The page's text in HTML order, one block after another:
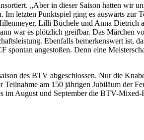
„Aber in dieser Saison hatten wir
letzten Punktspiel ging es auswärts
Lilli Büchele und Anna Dietrich
war es plötzlich greifbar. Das Märchen
Ebenfalls bemerkenswert ist,
angestoßen. Denn eine
des BTV abgeschlossen. Nur die
am 150 jährigen Jubiläum der
August und September die BTV-